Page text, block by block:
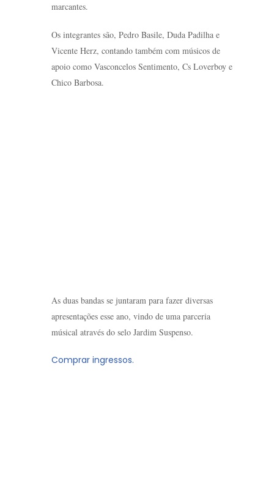
marcantes.
Os integrantes são, Pedro Basile, Duda Padilha e
Vicente Herz, contando também com músicos de
apoio como Vasconcelos Sentimento, Cs Loverboy e
Chico Barbosa.
As duas bandas se juntaram para fazer diversas
apresentações esse ano, vindo de uma parceria
músical através do selo Jardim Suspenso.
Comprar ingressos.